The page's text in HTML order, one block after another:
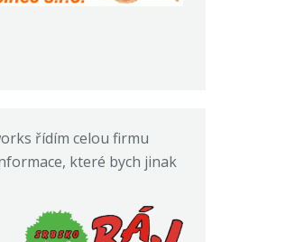
řídím celou firmu
které bych jinak